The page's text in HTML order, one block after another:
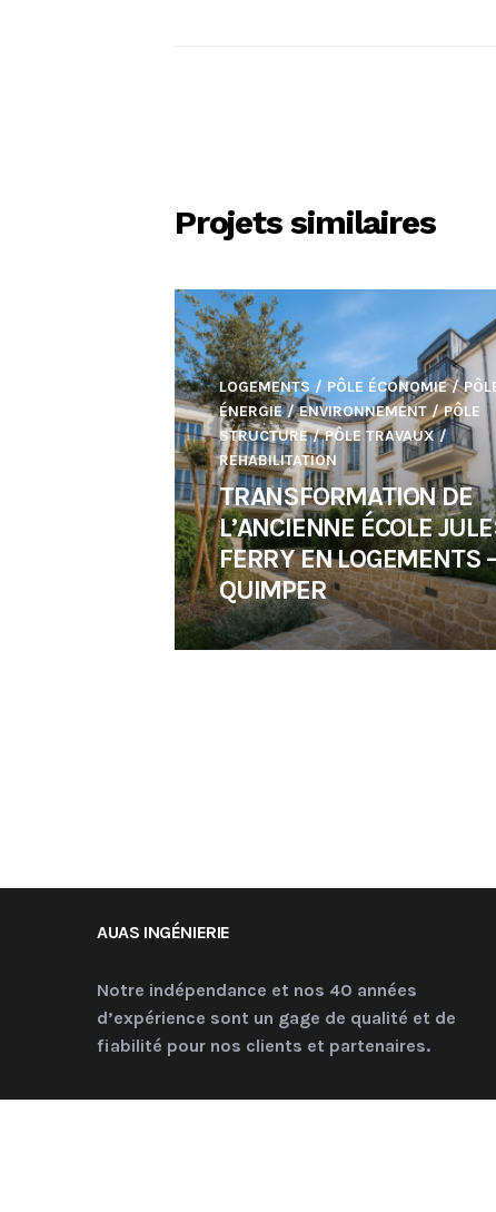
Projets similaires
LOGEMENTS / PÔLE ÉCONOMIE/
ÉNERGIE / ENVIRONNEMENT/PÔLE
STRUCTURE/PÔLE TRAVAUX/
REHABILITATION
TRANSFORMATION DE
L’ANCIENNE ÉCOLE
FERRY EN LOGEMENTS
QUIMPER
AUAS INGÉNIERIE
Notre indépendance et nos 40 années
d’expérience sont un gage de qualité et de
fiabilité pour nos clients et partenaires.